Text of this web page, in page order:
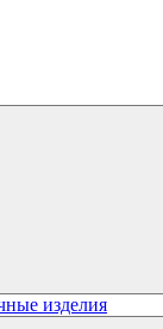
изделия